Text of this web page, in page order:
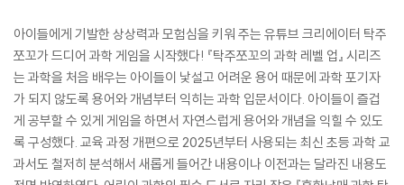
아이들에게 기발한 상상력과 모험심을 키워 주는 유튜브 크리에이터 탁주
쪼꼬가 드디어 과학 게임을 시작했다! 『탁주쪼꼬의 과학 레벨 업』 시리즈
는 과학을 처음 배우는 아이들이 낯설고 어려운 용어 때문에 과학 포기자
가 되지 않도록 용어와 개념부터 익히는 과학 입문서이다. 아이들이 즐겁
게 공부할 수 있게 게임을 하면서 자연스럽게 용어와 개념을 익힐 수 있도
록 구성했다. 교육 과정 개편으로 2025년부터 사용되는 최신 초등 과학 교
과서도 철저히 분석해서 새롭게 들어간 내용이나 이전과는 달라진 내용도